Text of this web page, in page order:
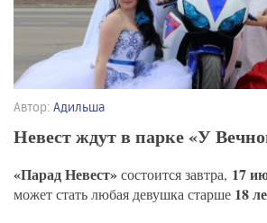
Автор: Адильша
Невест ждут в парке «У
«Парад Невест»состоится завтра, 17
может стать любая девушка старше 18